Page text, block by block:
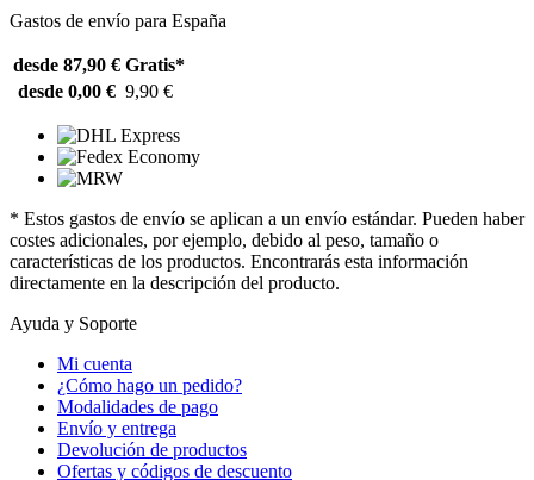
Gastos de envío para España
desde 87,90 € Gratis*
desde 0,00 € 9,90 €
* Estos gastos de envío se aplican a un envío estándar. Pueden haber
costes adicionales, por ejemplo, debido al peso, tamaño o
características de los productos. Encontrarás esta información
directamente en la descripción del producto.
Ayuda y Soporte
Mi cuenta
¿Cómo hago un pedido?
Modalidades de pago
Envío y entrega
Devolución de productos
Ofertas y códigos de descuento